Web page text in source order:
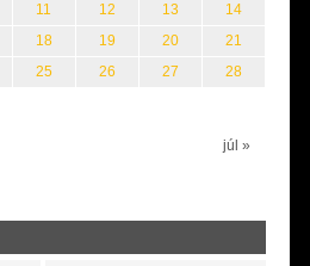
júl »
11 12 13
14
18 19 20
21
25 26 27
28